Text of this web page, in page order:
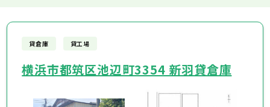
貸倉庫 貸工場
横浜市都筑区池辺町3354 新羽貸倉庫